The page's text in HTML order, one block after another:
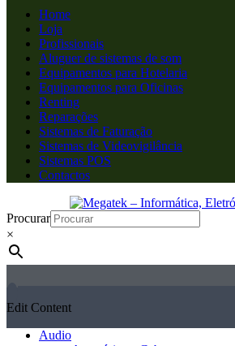
Home
Loja
Profissionais
Aluguer de sistemas de som
Equipamentos para Hotelaria
Equipamentos para Oficinas
Renting
Reparações
Sistemas de Faturação
Sistemas de Videovigilância
Sistemas POS
Contactos
Procurar
×
Edit Content
Audio